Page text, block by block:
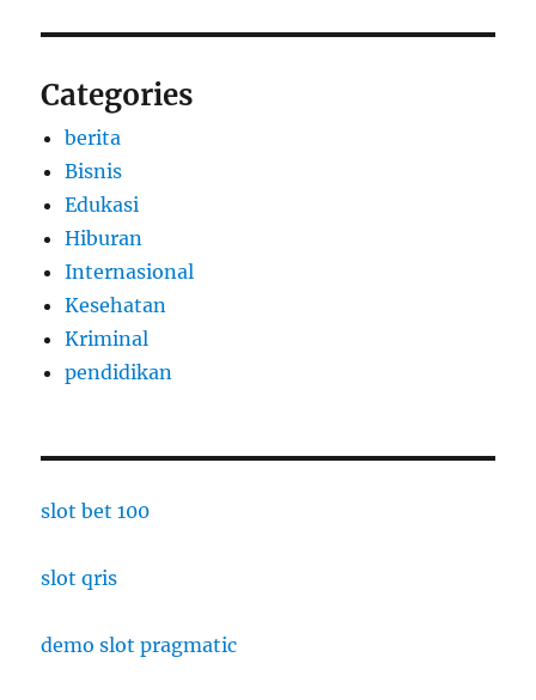
Categories
berita
Bisnis
Edukasi
Hiburan
Internasional
Kesehatan
Kriminal
pendidikan
slot bet 100
slot qris
demo slot pragmatic